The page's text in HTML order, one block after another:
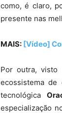
como, é claro,
presente nas
MAIS: [Vídeo]
Por outra, visto
ecossistema
tecnológica
especialização